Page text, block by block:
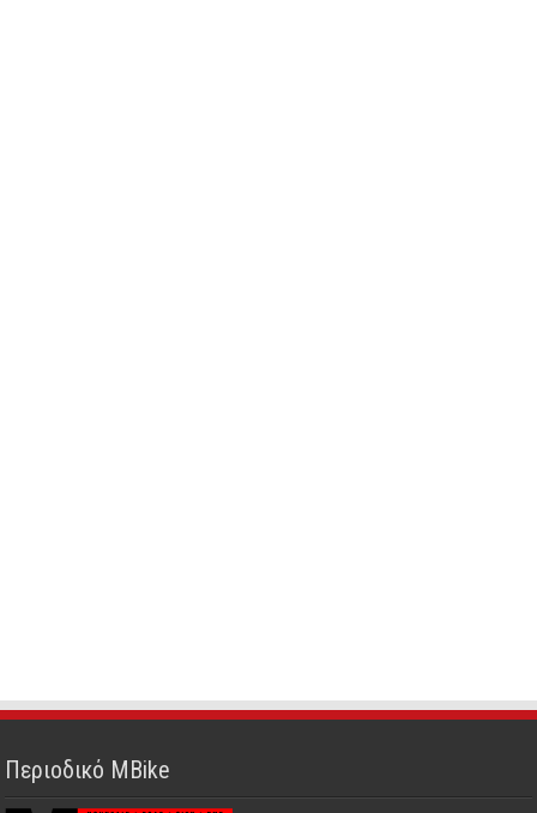
Περιοδικό MBike